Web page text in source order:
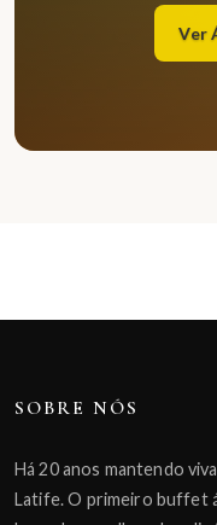
Ver
SOBRE NÓS
Há 20 anos mantendo
Latife. O primeiro buffet